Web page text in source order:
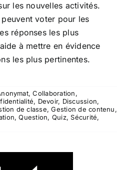
les nouvelles activités.
voter pour les
réponses les plus
à mettre en évidence
les plus pertinentes.
,Collaboration,
, Devoir, Discussion,
de classe,Gestion de contenu,
,Question, Quiz,Sécurité,